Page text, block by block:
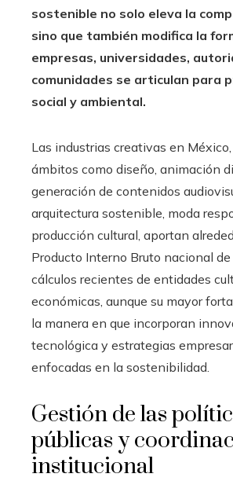
sostenible no solo eleva la
sino que también modifica la
empresas, universidades,
comunidades se articulan para
social y ambiental.
Las industrias creativas en
ámbitos como diseño, animación
generación de contenidos
arquitectura sostenible, moda
producción cultural, aportan
Producto Interno Bruto nacional de
cálculos recientes de entidades
económicas, aunque su mayor
la manera en que incorporan
tecnológica y estrategias
enfocadas en la sostenibilidad.
Gestión de las
públicas y
institucional